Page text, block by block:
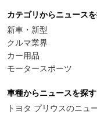
カテゴリからニュース
新車・新型
クルマ業界
カー用品
モータースポーツ
車種からニュースを探す
トヨタ プリウスのニュ